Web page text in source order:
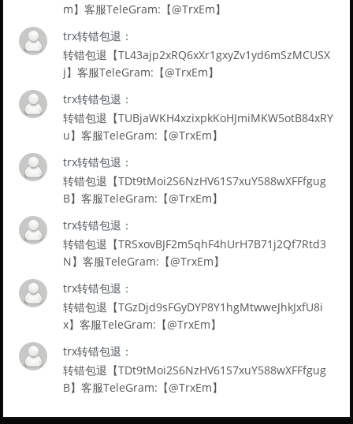
m】客服TeleGram:【@TrxEm】
trx转错包退：
转错包退【TL43ajp2xRQ6xXr1gxyZv1yd6mSzMCUSX
j】客服TeleGram:【@TrxEm】
trx转错包退：
转错包退【TUBjaWKH4xzixpkKoHJmiMKW5otB84xRY
u】客服TeleGram:【@TrxEm】
trx转错包退：
转错包退【TDt9tMoi2S6NzHV61S7xuY588wXFFfgug
B】客服TeleGram:【@TrxEm】
trx转错包退：
转错包退【TRSxovBJF2m5qhF4hUrH7B71j2Qf7Rtd3
N】客服TeleGram:【@TrxEm】
trx转错包退：
转错包退【TGzDjd9sFGyDYP8Y1hgMtwweJhkJxfU8i
x】客服TeleGram:【@TrxEm】
trx转错包退：
转错包退【TDt9tMoi2S6NzHV61S7xuY588wXFFfgug
B】客服TeleGram:【@TrxEm】